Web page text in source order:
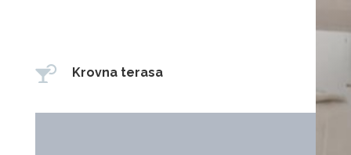
 Krovna terasa